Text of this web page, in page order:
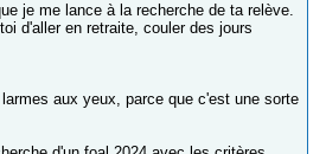
je me lance à la recherche de ta relève.
d'aller en retraite, couler des jours
aux yeux, parce que c'est une sorte